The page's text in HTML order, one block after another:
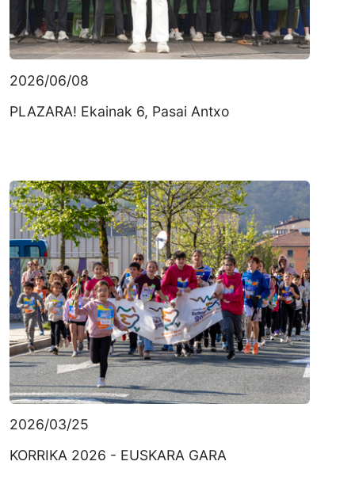
2026/06/08
PLAZARA! Ekainak 6, Pasai Antxo
2026/03/25
KORRIKA 2026 - EUSKARA GARA